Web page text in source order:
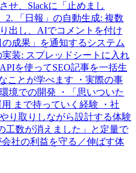
せ、Slackに「止めまし
2. 「日報」の自動生成: 複数
出し、AIでコメントを付け
成果」を通知するシステム
装: スプレッドシートに入れ
を使ってSEO記事を一括生
ことが学べます ・実際の事
境での開発 ・「思いついた
まで持っていく経験 ・社
り取りしながら設計する体験
数が消えました」と定量で
社の利益を守る／伸ばす体